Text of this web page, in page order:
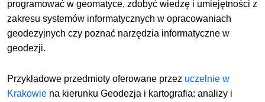
programować w geomatyce, zdobyć wiedzę i umiejętności z
zakresu systemów informatycznych w opracowaniach
geodezyjnych czy poznać narzędzia informatyczne w
geodezji.
Przykładowe przedmioty oferowane przez uczelnie w
Krakowie na kierunku Geodezja i kartografia: analizy i